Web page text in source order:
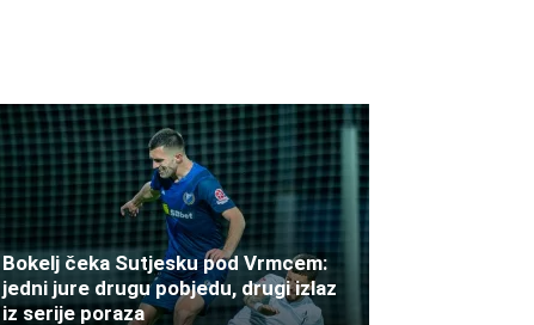
Bokelj čeka Sutjesku pod Vrmcem:
jedni jure drugu pobjedu, drugi izlaz
iz serije poraza